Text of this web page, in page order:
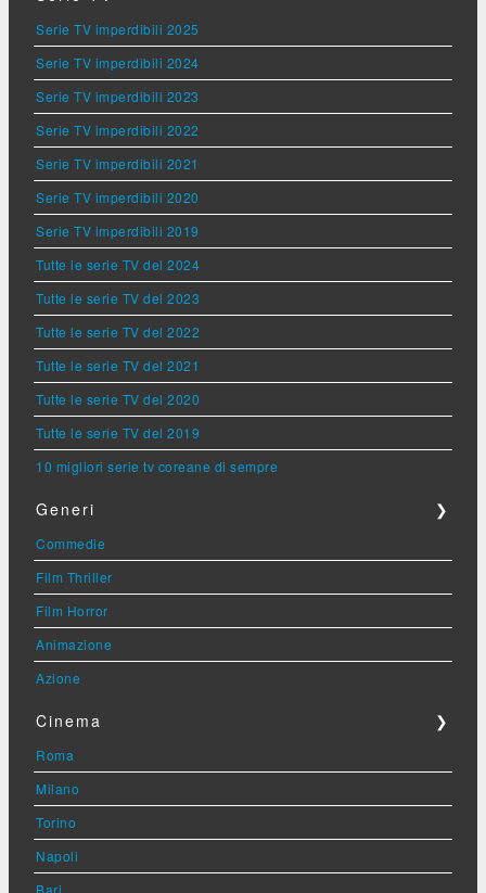
Serie TV imperdibili 2025
Serie TV imperdibili 2024
Serie TV imperdibili 2023
Serie TV imperdibili 2022
Serie TV imperdibili 2021
Serie TV imperdibili 2020
Serie TV imperdibili 2019
Tutte le serie TV del 2024
Tutte le serie TV del 2023
Tutte le serie TV del 2022
Tutte le serie TV del 2021
Tutte le serie TV del 2020
Tutte le serie TV del 2019
10 migliori serie tv coreane di sempre
Generi ❯
Commedie
Film Thriller
Film Horror
Animazione
Azione
Cinema ❯
Roma
Milano
Torino
Napoli
Bari